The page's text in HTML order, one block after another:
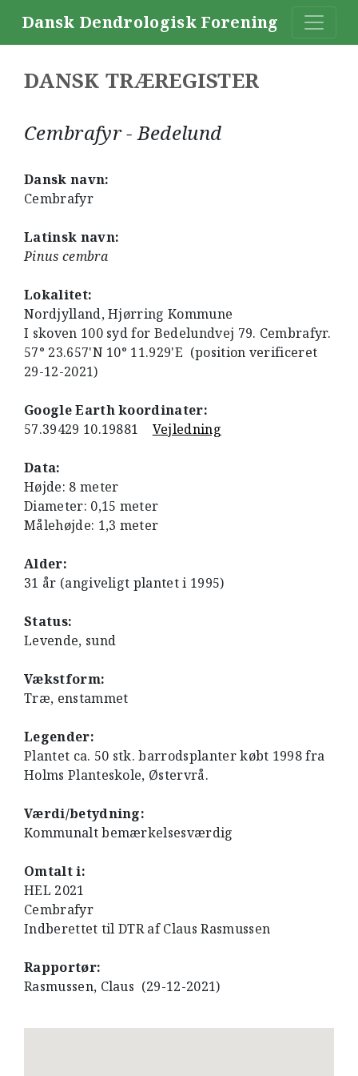
Dansk Dendrologisk Forening
DANSK TRÆREGISTER
Cembrafyr - Bedelund
Dansk navn:
Cembrafyr
Latinsk navn:
Pinus cembra
Lokalitet:
Nordjylland, Hjørring Kommune
I skoven 100 syd for Bedelundvej 79. Cembrafyr.
57° 23.657'N 10° 11.929'E (position verificeret
29-12-2021)
Google Earth koordinater:
57.39429 10.19881 Vejledning
Data:
Højde: 8 meter
Diameter: 0,15 meter
Målehøjde: 1,3 meter
Alder:
31 år (angiveligt plantet i 1995)
Status:
Levende, sund
Vækstform:
Træ, enstammet
Legender:
Plantet ca. 50 stk. barrodsplanter købt 1998 fra
Holms Planteskole, Østervrå.
Værdi/betydning:
Kommunalt bemærkelsesværdig
Omtalt i:
HEL 2021
Cembrafyr
Indberettet til DTR af Claus Rasmussen
Rapportør:
Rasmussen, Claus (29-12-2021)